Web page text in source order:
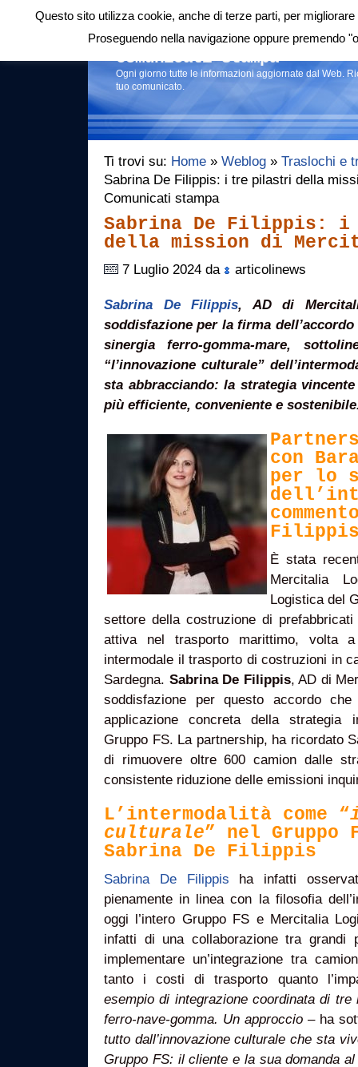
Login|RSS |
Comunicati stampa
Ogni giorno tutte le informazioni aggiornate dal Web.
tuo comunicato.
Ti trovi su: Home » Weblog » Traslochi e
Sabrina De Filippis: i tre pilastri della
Comunicati stampa
Sabrina De Filippis:
della mission di
7 Luglio 2024 da articolinews
Sabrina De Filippis, AD di
soddisfazione per la firma
sinergia ferro-gomma-mare,
“l’innovazione culturale”
sta abbracciando: la strategia
più efficiente, conveniente e
con
per lo
È stata
Mercitalia
Logistica del
settore della costruzione di
attiva nel trasporto marittimo, volta
intermodale il trasporto di costruzioni in
Sardegna. Sabrina De Filippis, AD di
soddisfazione per questo accordo
applicazione concreta della strategia
Gruppo FS. La partnership, ha ricordato
di rimuovere oltre 600 camion dalle
consistente riduzione delle emissioni
L’intermodalità come “
culturale” nel
Sabrina De Filippis
Sabrina De Filippis ha infatti
pienamente in linea con la filosofia
oggi l’intero Gruppo FS e Mercitalia
infatti di una collaborazione tra grandi
implementare un’integrazione tra
tanto i costi di trasporto quanto
esempio di integrazione coordinata di
ferro-nave-gomma. Un approccio – ha
tutto dall’innovazione culturale che sta
Gruppo FS: il cliente e la sua domanda
Questo sito utilizza cookie, anche di terze parti, per
Proseguendo nella navigazione oppure premendo